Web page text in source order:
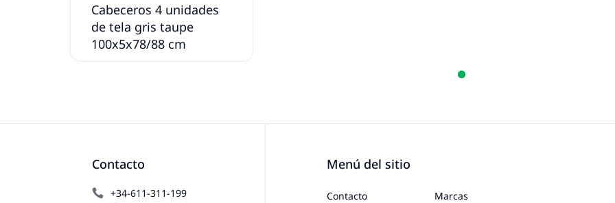
Cabeceros 4 unidades
de tela gris taupe
100x5x78/88 cm
Contacto
+34-611-311-199
Menú del sitio
Contacto
Marcas